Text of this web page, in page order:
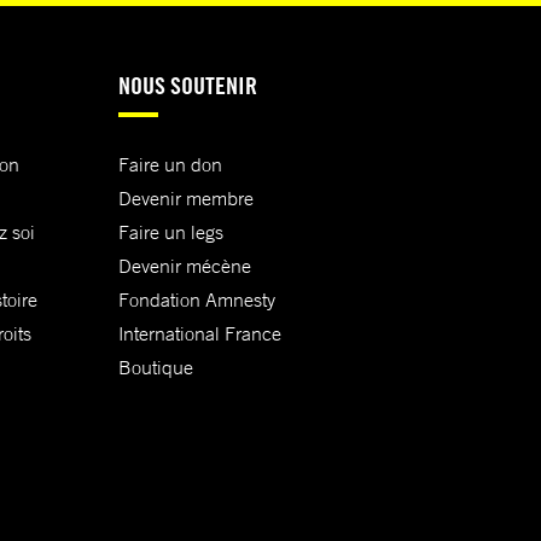
soi
NOUS SOUTENIR
Faire un don
Devenir membre
Faire un legs
Devenir mécène
Fondation Amnesty
International France
Boutique